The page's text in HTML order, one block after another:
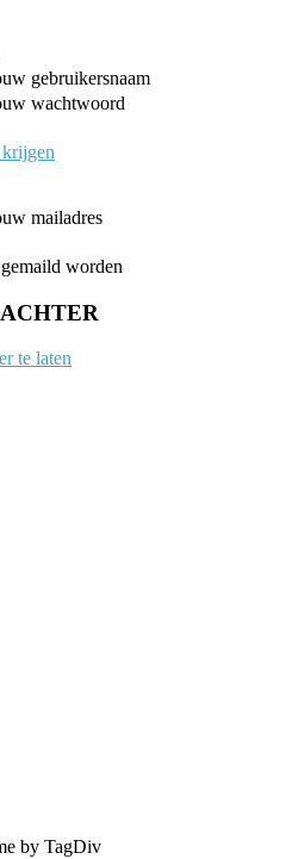
gebruikersnaam
wachtwoord
mailadres
worden
te laten
by TagDiv